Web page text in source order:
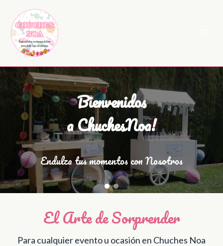
contenido
Bienvenidos
a ChuchesNoa!
Endulza tus momentos con Nosotros
El Arte de Sorprender
Para cualquier evento u ocasión en Chuches Noa